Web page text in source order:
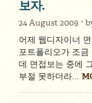
보자.
24 August 2009
어제 웹디자이너
포트폴리오가 조
데 면접보는 중에
부절 못하더라...